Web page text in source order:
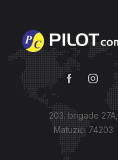
203. brigade 27A,
Matuzići 74203
Kako do nas?